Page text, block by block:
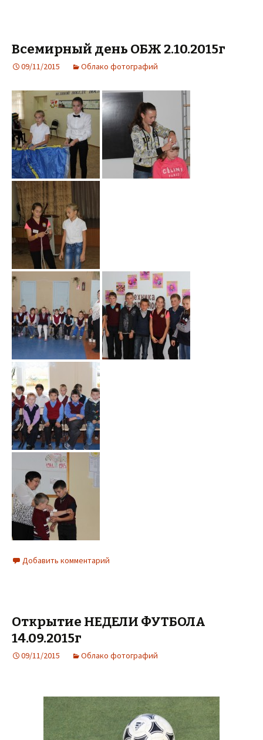
Всемирный день ОБЖ 2.10.2015г
09/11/2015 Облако фотографий
Добавить комментарий
Открытие НЕДЕЛИ ФУТБОЛА
14.09.2015г
09/11/2015 Облако фотографий